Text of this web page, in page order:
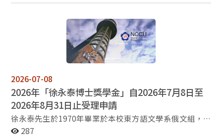
2026-07-08
2026年「徐永泰博士獎學金」自2026年7月8日至
2026年8月31日止受理申請
徐永泰先生於1970年畢業於本校東方語文學系俄文組，
後赴英國牛津大學深造，於1974年取得國際關係碩士學
287